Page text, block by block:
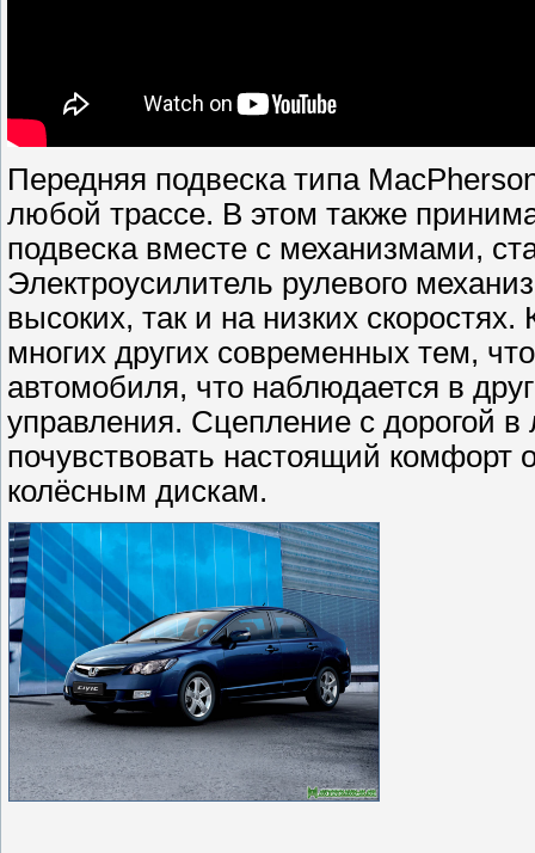
Передняя подвеска типа
любой трассе. В этом также
подвеска вместе с механизмами,
Электроусилитель рулевого
высоких, так и на низких
многих других современных тем,
автомобиля, что наблюдается в
управления. Сцепление с дорогой
почувствовать настоящий
колёсным дискам.